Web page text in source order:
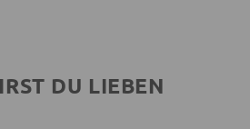
DU LIEBEN